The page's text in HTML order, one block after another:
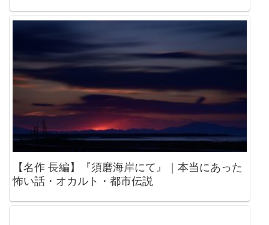
【名作 長編】『須磨海岸にて』｜本当にあった
怖い話・オカルト・都市伝説